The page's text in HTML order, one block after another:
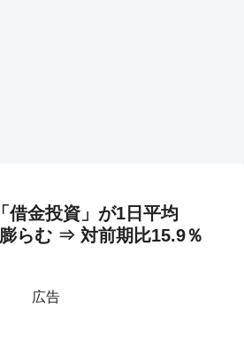
借金投資」が1日平均
膨らむ ⇒ 対前期比15.9％
広告